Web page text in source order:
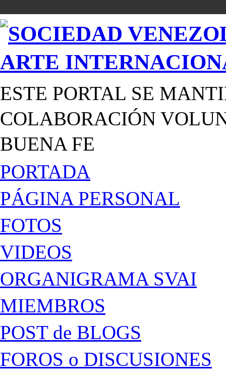
ESTE PORTAL SE
COLABORACIÓN
BUENA FE
PORTADA
PÁGINA PERSONAL
FOTOS
VIDEOS
ORGANIGRAMA SVAI
MIEMBROS
POST de BLOGS
FOROS o DISCUSIONES